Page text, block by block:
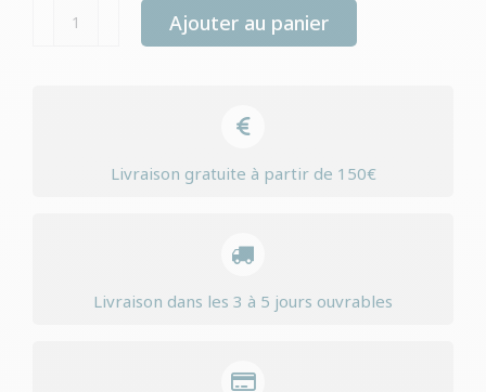
quantité
Ajouter au panier
Livraison gratuite à partir de 150€
Livraison dans les 3 à 5 jours ouvrables